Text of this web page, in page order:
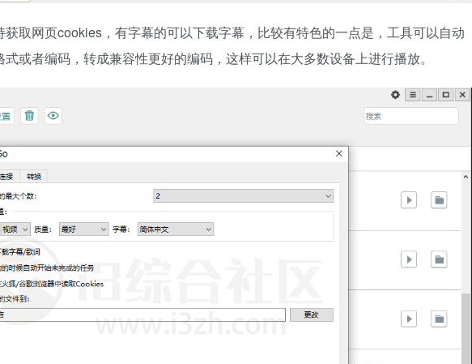
取网页cookies，有字幕的可以下载字幕，比较有特色的一点是，工具可以自动
或者编码，转成兼容性更好的编码，这样可以在大多数设备上进行播放。